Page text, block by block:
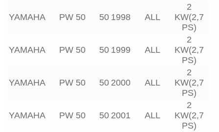
YAMAHA PW 50 50 1998 ALL
2
KW(2,7
PS)
YAMAHA PW 50 50 1999 ALL
2
KW(2,7
PS)
YAMAHA PW 50 50 2000 ALL
2
KW(2,7
PS)
YAMAHA PW 50 50 2001 ALL
2
KW(2,7
PS)